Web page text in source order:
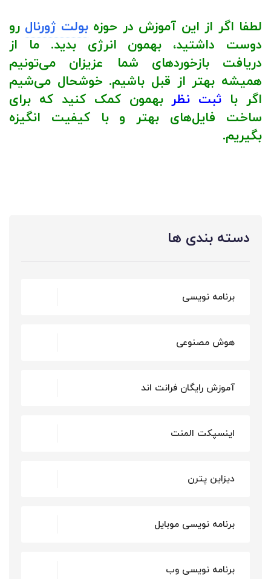
دسته بندی ها
برنامه نویسی
هوش مصنوعی
آموزش رایگان فرانت اند
اینسپکت المنت
دیزاین پترن
برنامه نویسی موبایل
برنامه نویسی وب
لطفا اگر از این آموزش در حوزهبولت ژورنال رو
دوست داشتید، بهمون انرژی بدید. ما از
دریافت بازخورد‌های شما عزیزان می‌تونیم
همیشه بهتر از قبل باشیم. خوشحال می‌شیم
اگر با ثبت نظربهمون کمک کنید که برای
ساخت فایل‌های بهتر و با کیفیت انگیزه
بگیریم.